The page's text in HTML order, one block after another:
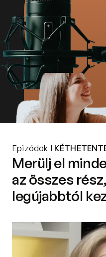
Epizódok I
Merülj el
az összes
legújabbtól